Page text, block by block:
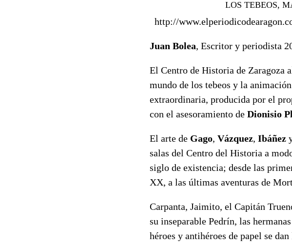
LOS TEBEOS,
http://
Juan Bolea, Escritor y periodista
El Centro de Historia de Zaragoza
mundo de los tebeos y la
extraordinaria, producida por el
con el asesoramiento de Dionisio
El arte de Gago, Vázquez, Ibáñez
salas del Centro del Historia a
siglo de existencia; desde las
XX, a las últimas aventuras de
Carpanta, Jaimito, el Capitán
su inseparable Pedrín, las
héroes y antihéroes de papel se